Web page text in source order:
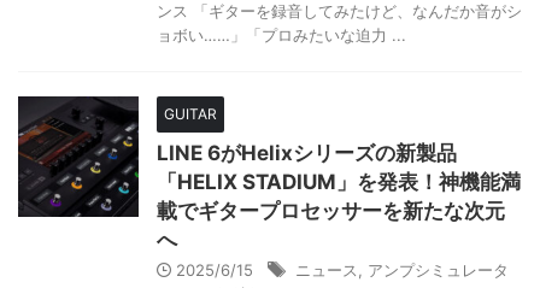
ンス 「ギターを録音してみたけど、なんだか音がシ
ョボい……」「プロみたいな迫力 ...
GUITAR
LINE 6がHelixシリーズの新製品
「HELIX STADIUM」を発表！神機能満
載でギタープロセッサーを新たな次元
へ
2025/6/15 ニュース
アンプシミュレータ